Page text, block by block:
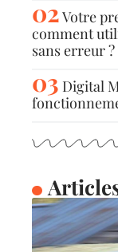
Votre
comment
sans erreur ?
Digital